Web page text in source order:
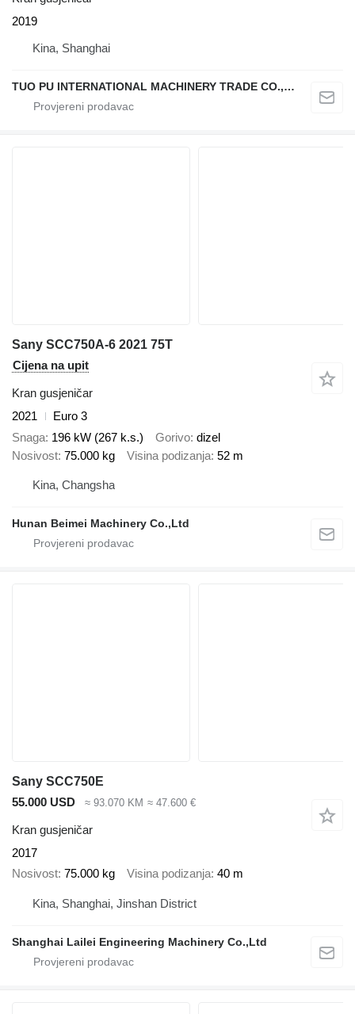
2019
Kina, Shanghai
TUO PU INTERNATIONAL MACHINERY TRADE CO., LTD
Sany SCC750A-6 2021 75T
Cijena na upit
Kran gusjeničar
2021
Euro 3
Snaga 196 kW (267 k.s.) Gorivo dizel
Nosivost 75.000 kg Visina podizanja 52 m
Kina, Changsha
Hunan Beimei Machinery Co.,Ltd
Sany SCC750E
55.000 USD
≈ 93.070 KM ≈ 47.600 €
Kran gusjeničar
2017
Nosivost 75.000 kg Visina podizanja 40 m
Kina, Shanghai, Jinshan District
Shanghai Lailei Engineering Machinery Co.,Ltd